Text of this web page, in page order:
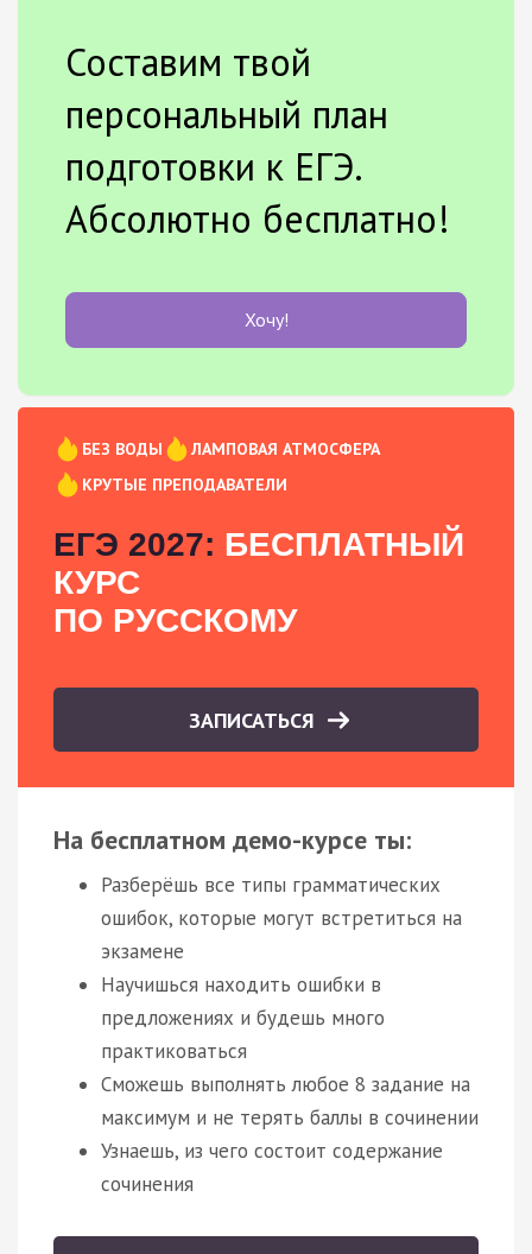
Составим твой
персональный план
подготовки к ЕГЭ.
Абсолютно бесплатно!
Хочу!
БЕЗ ВОДЫ
ЛАМПОВАЯ АТМОСФЕРА
КРУТЫЕ ПРЕПОДАВАТЕЛИ
ЕГЭ 2027: БЕСПЛАТНЫЙ
КУРС
ПО РУССКОМУ
ЗАПИСАТЬСЯ
На бесплатном демо-курсе ты:
Разберёшь все типы грамматических
ошибок, которые могут встретиться на
экзамене
Научишься находить ошибки в
предложениях и будешь много
практиковаться
Сможешь выполнять любое 8 задание на
максимум и не терять баллы в сочинении
Узнаешь, из чего состоит содержание
сочинения